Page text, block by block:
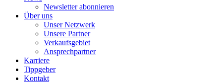
Newsletter abonnieren
Über uns
Unser Netzwerk
Unsere Partner
Verkaufsgebiet
Ansprechpartner
Karriere
Tippgeber
Kontakt